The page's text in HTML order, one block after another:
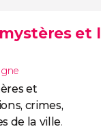
et
et
crimes,
de la ville.